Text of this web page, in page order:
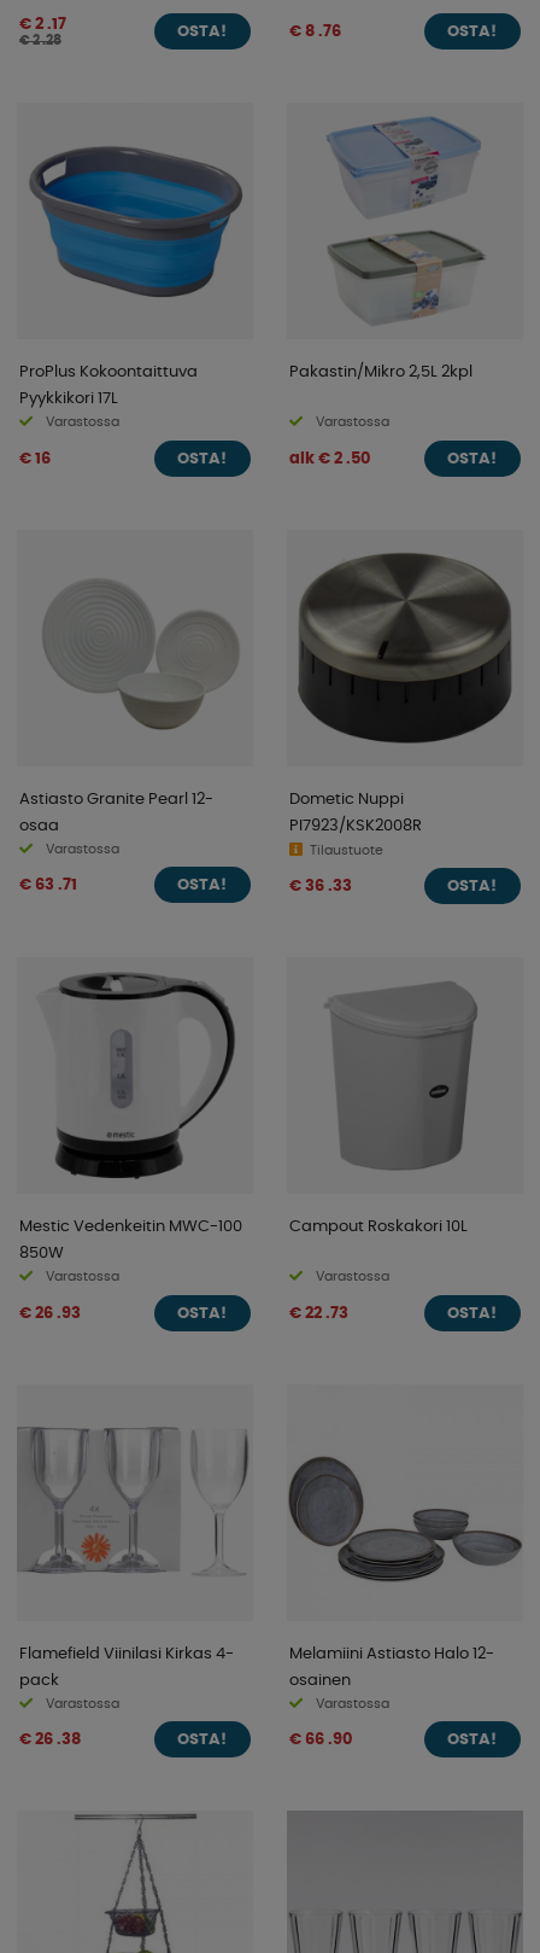
€ 2 .17
€ 2 .28
OSTA! € 8 .76 OSTA!
ProPlus Kokoontaittuva
Pyykkikori 17L
Varastossa
€ 16 OSTA!
Pakastin/Mikro 2,5L 2kpl
Varastossa
alk € 2 .50 OSTA!
Astiasto Granite Pearl 12-
osaa
Varastossa
€ 63 .71 OSTA!
Dometic Nuppi
PI7923/KSK2008R
Tilaustuote
€ 36 .33 OSTA!
Mestic Vedenkeitin MWC-100
850W
Varastossa
€ 26 .93 OSTA!
Campout Roskakori 10L
Varastossa
€ 22 .73 OSTA!
Flamefield Viinilasi Kirkas 4-
pack
Varastossa
€ 26 .38 OSTA!
Melamiini Astiasto Halo 12-
osainen
Varastossa
€ 66 .90 OSTA!